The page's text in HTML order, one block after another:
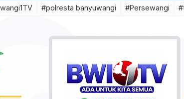
#polresta banyuwangi #Persewangi